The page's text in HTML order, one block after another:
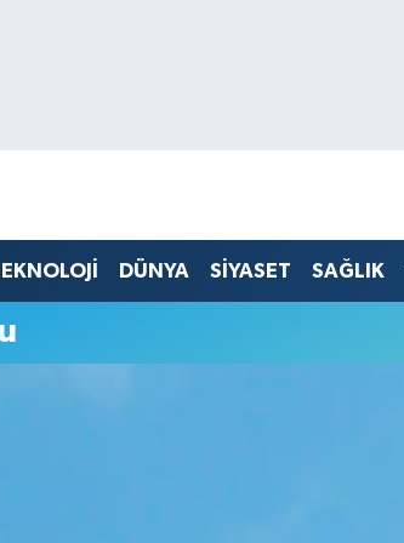
DÜNYA SİYASET SAĞLIK